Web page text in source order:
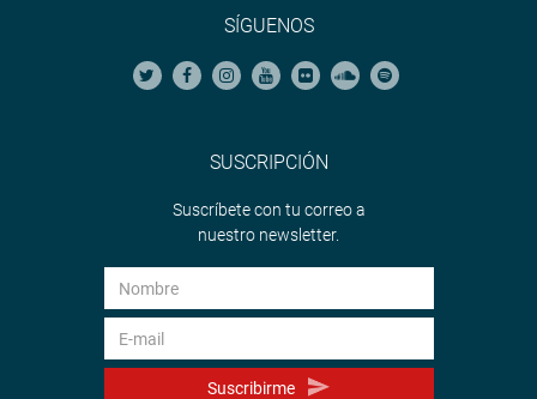
SÍGUENOS
SUSCRIPCIÓN
Suscríbete con tu correo a
nuestro newsletter.
Suscribirme